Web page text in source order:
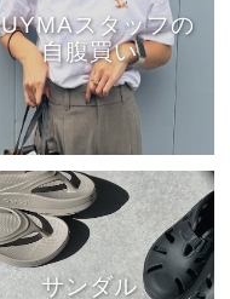
スタッフの
自腹買い
サンダル